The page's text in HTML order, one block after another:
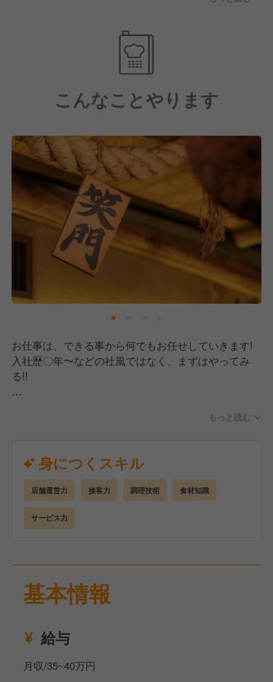
それを実現するためには、もちろん
基本的な調理技術、オペレーション力、接客力などが
目標に向かって自身が何をしていくべきなのか考え
ります!
そして全員活躍型なので、会社やお店を良くするため
に、入社歴に関係なくポジティブな意見交換ができる
環境です!!
こんなことやります
お仕事は、できる事から何でもお任せしていきます!
入社歴〇年〜などの社風ではなく、まずはやってみ
る!!
何でも、リーダーシップをとった方が、リーダーで
す!
将来的には、
接客やソムリエ、調理などの専門的なスペシャリスト
を目指す!!
そのような志を持って、ご活躍いただきたく思ってお
もっと読む
身につくスキル
店舗運営力 接客力 調理技術 食材知識
サービス力
基本情報
給与
月収/35~40万円